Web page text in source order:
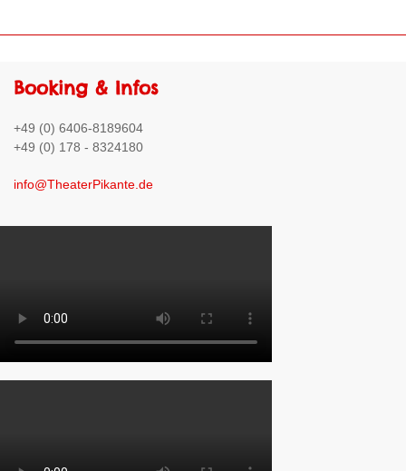
Booking & Infos
+49 (0) 6406-8189604
+49 (0) 178 - 8324180
info@TheaterPikante.de